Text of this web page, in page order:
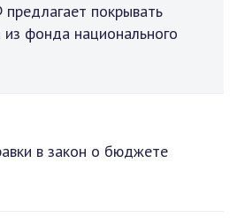
покрывать
фонда национального
в закон о бюджете